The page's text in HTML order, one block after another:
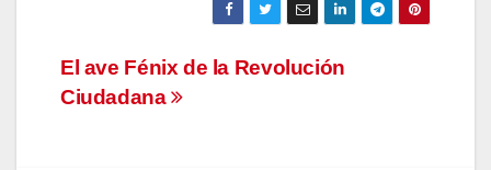
Navegación
de
El ave Fénix de la Revolución
Ciudadana